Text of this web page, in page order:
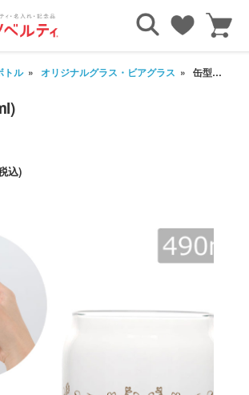
トル オリジナルグラス・ビアグラス 缶型グラス(490ml)
込)